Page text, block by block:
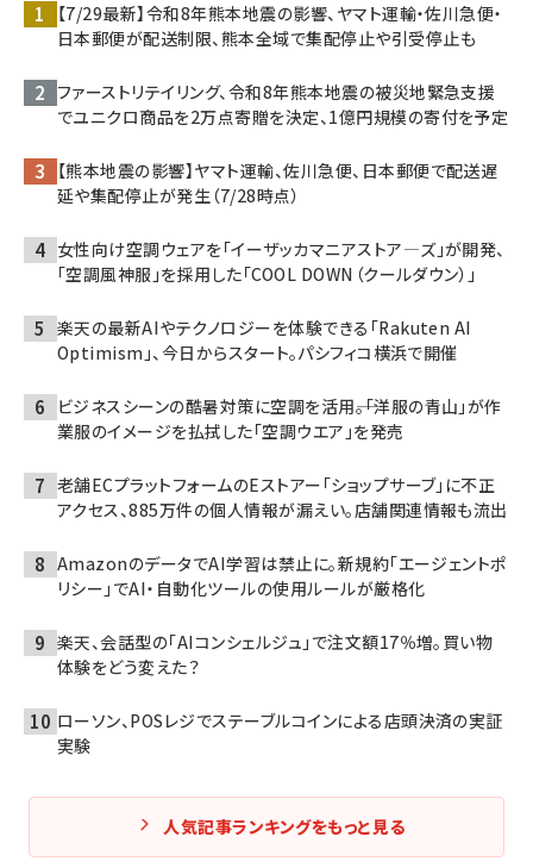
【7/29最新】令和8年熊本地震の影響、ヤマト運輸・佐川急便・
日本郵便が配送制限、熊本全域で集配停止や引受停止も
ファーストリテイリング、令和8年熊本地震の被災地緊急支援
でユニクロ商品を2万点寄贈を決定、1億円規模の寄付を予定
【熊本地震の影響】ヤマト運輸、佐川急便、日本郵便で配送遅
延や集配停止が発生（7/28時点）
女性向け空調ウェアを「イーザッカマニアストア―ズ」が開発、
「空調風神服」を採用した「COOL DOWN（クールダウン）」
楽天の最新AIやテクノロジーを体験できる「Rakuten AI
Optimism」、今日からスタート。パシフィコ横浜で開催
ビジネスシーンの酷暑対策に空調を活用――。「洋服の青山」が作
業服のイメージを払拭した「空調ウエア」を発売
老舗ECプラットフォームのEストアー「ショップサーブ」に不正
アクセス、885万件の個人情報が漏えい。店舗関連情報も流出
AmazonのデータでAI学習は禁止に。新規約「エージェントポ
リシー」でAI・自動化ツールの使用ルールが厳格化
楽天、会話型の「AIコンシェルジュ」で注文額17％増。買い物
体験をどう変えた？
ローソン、POSレジでステーブルコインによる店頭決済の実証
実験
人気記事ランキングをもっと見る